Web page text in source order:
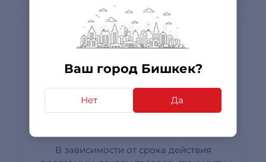
Ваш город Бишкек?
Нет Да
Express-Сервис для
Информационных технологий
В зависимости от срока действия